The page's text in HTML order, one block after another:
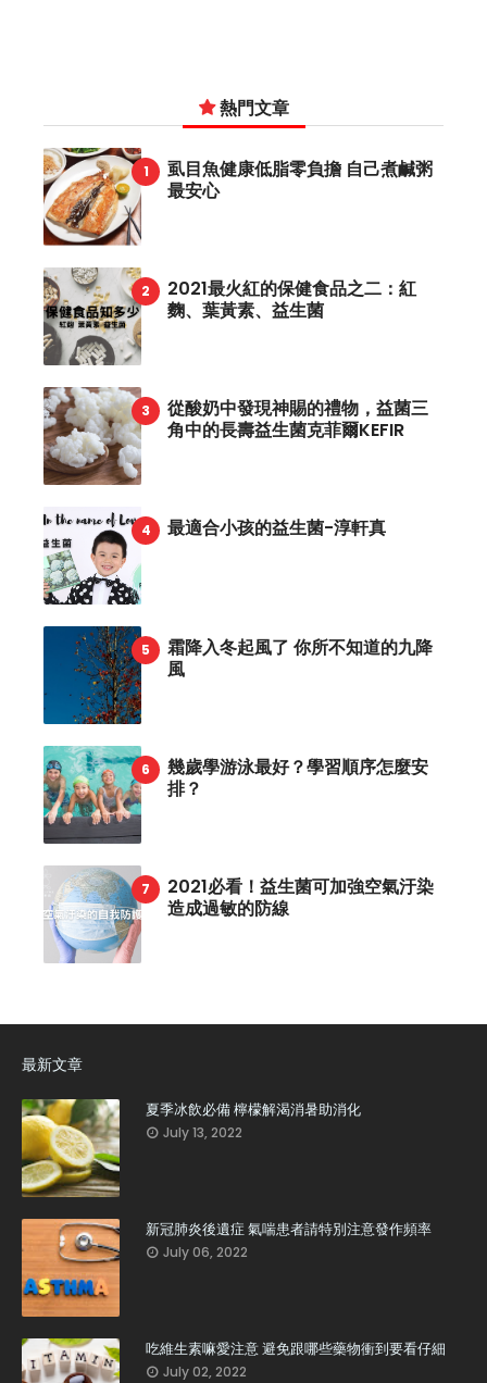
熱門文章
虱目魚健康低脂零負擔 自己煮鹹粥
最安心
2021最火紅的保健食品之二：紅
麴、葉黃素、益生菌
從酸奶中發現神賜的禮物，益菌三
角中的長壽益生菌克菲爾KEFIR
最適合小孩的益生菌-淳軒真
霜降入冬起風了 你所不知道的九降
風
幾歲學游泳最好？學習順序怎麼安
排？
2021必看！益生菌可加強空氣汙染
造成過敏的防線
最新文章
夏季冰飲必備 檸檬解渴消暑助消化
July 13, 2022
新冠肺炎後遺症 氣喘患者請特別注意發作頻率
July 06, 2022
吃維生素嘛愛注意 避免跟哪些藥物衝到要看仔細
July 02, 2022